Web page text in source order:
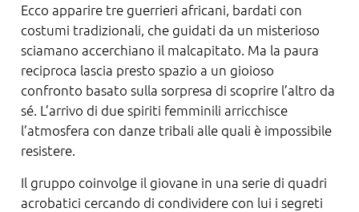
Ecco apparire tre guerrieri africani, bardati con
costumi tradizionali, che guidati da un misterioso
sciamano accerchiano il malcapitato. Ma la paura
reciproca lascia presto spazio a un gioioso
confronto basato sulla sorpresa di scoprire l’altro da
sé. L’arrivo di due spiriti femminili arricchisce
l’atmosfera con danze tribali alle quali è impossibile
resistere.
Il gruppo coinvolge il giovane in una serie di quadri
acrobatici cercando di condividere con lui i segreti